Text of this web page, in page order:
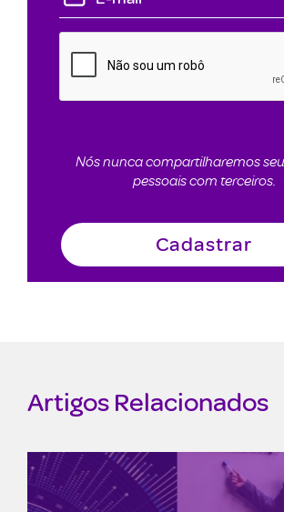
Nós nunca compartilharemos
pessoais com terceiros.
Artigos Relacionados